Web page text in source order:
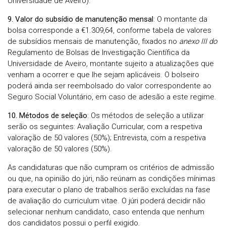
9. Valor do subsídio de manutenção mensal: O montante da
bolsa corresponde a €1.309,64, conforme tabela de valores
de subsídios mensais de manutenção, fixados no anexo III do
Regulamento de Bolsas de Investigação Científica da
Universidade de Aveiro, montante sujeito a atualizações que
venham a ocorrer e que lhe sejam aplicáveis. O bolseiro
poderá ainda ser reembolsado do valor correspondente ao
Seguro Social Voluntário, em caso de adesão a este regime.
10. Métodos de seleção: Os métodos de seleção a utilizar
serão os seguintes: Avaliação Curricular, com a respetiva
valoração de 50 valores (50%); Entrevista, com a respetiva
valoração de 50 valores (50%).
As candidaturas que não cumpram os critérios de admissão
ou que, na opinião do júri, não reúnam as condições mínimas
para executar o plano de trabalhos serão excluídas na fase
de avaliação do curriculum vitae. O júri poderá decidir não
selecionar nenhum candidato, caso entenda que nenhum
dos candidatos possui o perfil exigido.